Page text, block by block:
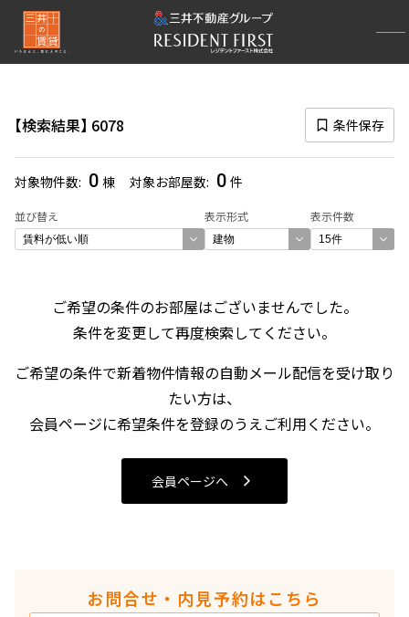
検索結果 6078 条件保存
対象物件数 0 棟 対象お部屋数 0 件
並び替え 表示形式 表示件数
再検索ナビゲーション
賃料
〜
管理費/共益費含む
礼金なし
敷金なし
1R〜1K
1DK〜1LDK
3LDK
4LDK〜
ご希望の条件のお部屋はございませんでした。
条件を変更して再度検索してください。
ご希望の条件で新着物件情報の自動メール配信を受け取り
たい方は、
会員ページに希望条件を登録のうえご利用ください。
会員ページへ
お問合せ・内見予約はこちら